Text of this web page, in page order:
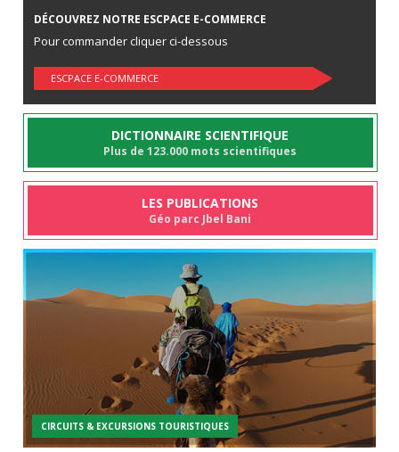
DÉCOUVREZ NOTRE ESCPACE E-COMMERCE
Pour commander cliquer ci-dessous
ESCPACE E-COMMERCE
DICTIONNAIRE SCIENTIFIQUE
Plus de 123.000 mots scientifiques
LES PUBLICATIONS
Géo parc Jbel Bani
CIRCUITS & EXCURSIONS TOURISTIQUES